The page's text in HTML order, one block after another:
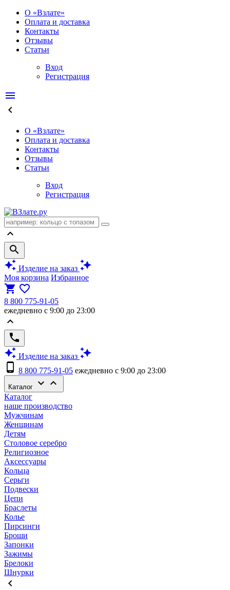
О «Взлате»
Оплата и доставка
Контакты
Отзывы
Статьи
Вход
Регистрация
menu
keyboard_arrow_left
О «Взлате»
Оплата и доставка
Контакты
Отзывы
Статьи
Вход
Регистрация
keyboard_arrow_up
search
auto_awesome Изделие на заказ auto_awesome
Моя корзина Избранное
shopping_cart favorite_border
8 800 775-91-05
ежедневно с 9:00 до 23:00
keyboard_arrow_up
phone
auto_awesome Изделие на заказ auto_awesome
phone_android 8 800 775-91-05 ежедневно с 9:00 до 23:00
Каталог keyboard_arrow_down keyboard_arrow_up
Каталог
наше производство
Мужчинам
Женщинам
Детям
Столовое серебро
Религиозное
Аксессуары
Кольца
Серьги
Подвески
Цепи
Браслеты
Колье
Пирсинги
Броши
Запонки
Зажимы
Брелоки
Шнурки
keyboard_arrow_left